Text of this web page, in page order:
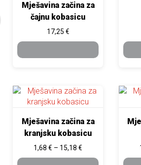
Mješavina začina za
čajnu kobasicu
17,25 €
Mješavina začina za
kranjsku kobasicu
1,68€ – 15,18€ Raspon cijena: od
Ovaj proizvod ima više varijanti.Ovaj